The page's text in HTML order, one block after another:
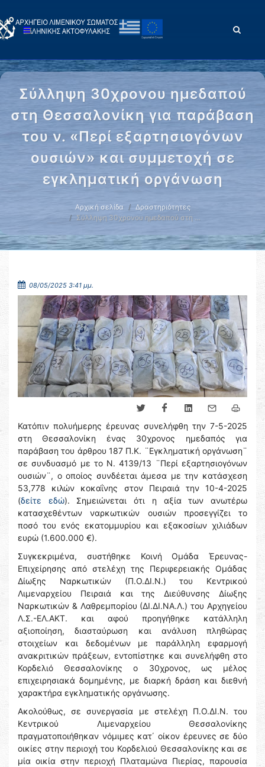
Σύλληψη 30χρονου ημεδαπού
στη Θεσσαλονίκη για παράβαση
του ν. «Περί εξαρτησιογόνων
ουσιών» και συμμετοχή σε
εγκληματική οργάνωση
Αρχική σελίδα
Δραστηριότητες
Σύλληψη 30χρονου ημεδαπού στη …
08/05/2025 3:41 μμ.
Κατόπιν πολυήμερης έρευνας συνελήφθη την 7-5-2025
στη Θεσσαλονίκη ένας 30χρονος ημεδαπός για
παράβαση του άρθρου 187 Π.Κ. ¨Εγκληματική οργάνωση¨
σε συνδυασμό με το Ν. 4139/13 ¨Περί εξαρτησιογόνων
ουσιών¨, ο οποίος συνδέεται άμεσα με την κατάσχεση
53,778 κιλών κοκαΐνης στον Πειραιά την 10-4-2025
(δείτε εδώ). Σημειώνεται ότι η αξία των ανωτέρω
κατασχεθέντων ναρκωτικών ουσιών προσεγγίζει το
ποσό του ενός εκατομμυρίου και εξακοσίων χιλιάδων
ευρώ (1.600.000 €).
Συγκεκριμένα, συστήθηκε Κοινή Ομάδα Έρευνας-
Επιχείρησης από στελέχη της Περιφερειακής Ομάδας
Δίωξης Ναρκωτικών (Π.Ο.ΔΙ.Ν.) του Κεντρικού
Λιμεναρχείου Πειραιά και της Διεύθυνσης Δίωξης
Ναρκωτικών & Λαθρεμπορίου (ΔΙ.ΔΙ.ΝΑ.Λ.) του Αρχηγείου
Λ.Σ.-ΕΛ.ΑΚΤ. και αφού προηγήθηκε κατάλληλη
αξιοποίηση, διασταύρωση και ανάλυση πληθώρας
στοιχείων και δεδομένων με παράλληλη εφαρμογή
ανακριτικών πράξεων, εντοπίστηκε και συνελήφθη στο
Κορδελιό Θεσσαλονίκης ο 30χρονος, ως μέλος
επιχειρησιακά δομημένης, με διαρκή δράση και διεθνή
χαρακτήρα εγκληματικής οργάνωσης.
Ακολούθως, σε συνεργασία με στελέχη Π.Ο.ΔΙ.Ν. του
Κεντρικού Λιμεναρχείου Θεσσαλονίκης
πραγματοποιήθηκαν νόμιμες κατ΄ οίκον έρευνες σε δύο
οικίες στην περιοχή του Κορδελιού Θεσσαλονίκης και σε
μία οικία στην περιοχή Πλαταμώνα Πιερίας, παρουσία